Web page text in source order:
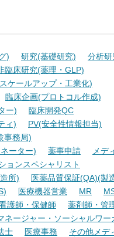
) 研究(基礎研究)
分析研
臨床研究(薬理・GLP)
ケールアップ・工業化)
臨床企画(プロトコル作成)
ー)
臨床開発QC
ィ)
PV(安全性情報担当)
事務局)
ーター) 薬事申請
メデ
ョンスペシャリスト
所)
医薬品質保証(QA)(製
医療機器営業 MR
護師・保健師
薬剤師・管
ネージャー・ソーシャルワー
士 医療事務 その他メデ